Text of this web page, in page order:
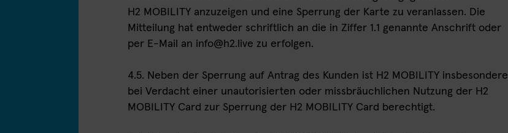
H2 MOBILITY anzuzeigen und eine Sperrung der Karte zu veranlassen. Die
Mitteilung hat entweder schriftlich an die in Ziffer 1.1 genannte Anschrift oder
per E-Mail an info@h2.live zu erfolgen.
4.5. Neben der Sperrung auf Antrag des Kunden ist H2 MOBILITY insbesondere
bei Verdacht einer unautorisierten oder missbräuchlichen Nutzung der H2
MOBILITY Card zur Sperrung der H2 MOBILITY Card berechtigt.